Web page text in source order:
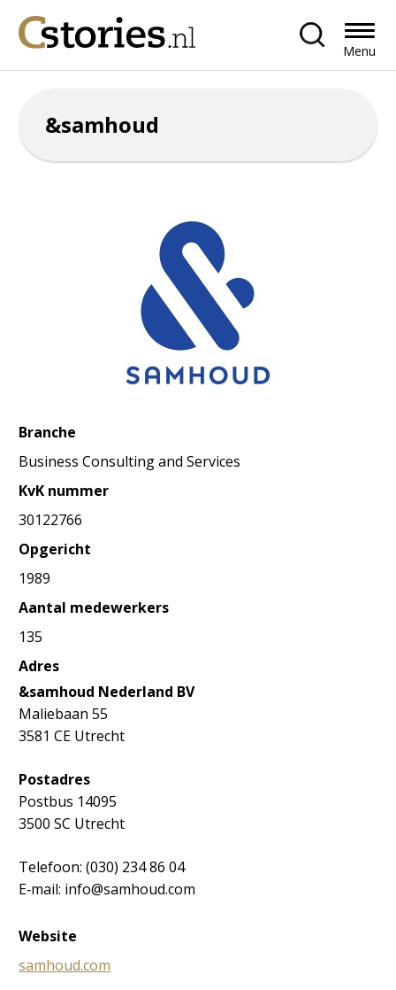
Menu
&samhoud
Branche
Business Consulting and Services
KvK nummer
30122766
Opgericht
1989
Aantal medewerkers
135
Adres
&samhoud Nederland BV
Maliebaan 55
3581 CE Utrecht
Postadres
Postbus 14095
3500 SC Utrecht
Telefoon: (030) 234 86 04
E‐mail: info@samhoud.com
Website
samhoud.com